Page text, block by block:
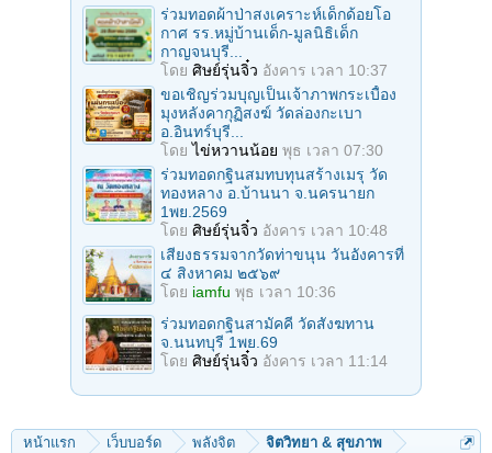
ร่วมทอดผ้าป่าสงเคราะห์เด็กด้อยโอ
กาศ รร.หมู่บ้านเด็ก-มูลนิธิเด็ก
กาญจนบุรี...
โดย ศิษย์รุ่นจิ๋ว อังคาร เวลา 10:37
ขอเชิญร่วมบุญเป็นเจ้าภาพกระเบื้อง
มุงหลังคากุฏิสงฆ์ วัดล่องกะเบา
อ.อินทร์บุรี...
โดยไข่หวานน้อย พุธ เวลา 07:30
ร่วมทอดกฐินสมทบทุนสร้างเมรุ วัด
ทองหลาง อ.บ้านนา จ.นครนายก
1พย.2569
โดย ศิษย์รุ่นจิ๋ว อังคาร เวลา 10:48
เสียงธรรมจากวัดท่าขนุน วันอังคารที่
๔ สิงหาคม ๒๕๖๙
โดย iamfu พุธ เวลา 10:36
ร่วมทอดกฐินสามัคคี วัดสังฆทาน
จ.นนทบุรี 1พย.69
โดย ศิษย์รุ่นจิ๋ว อังคาร เวลา 11:14
หน้าแรก เว็บบอร์ด พลังจิต จิตวิทยา & สุขภาพ